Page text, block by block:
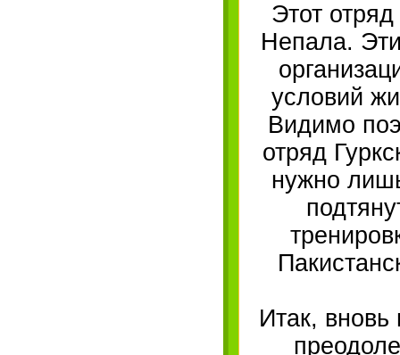
Этот
Непала.
условий
Видимо
отряд
нужно
Итак,